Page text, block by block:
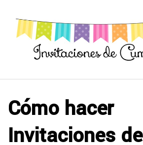
contenido
Cómo hacer
Invitaciones de